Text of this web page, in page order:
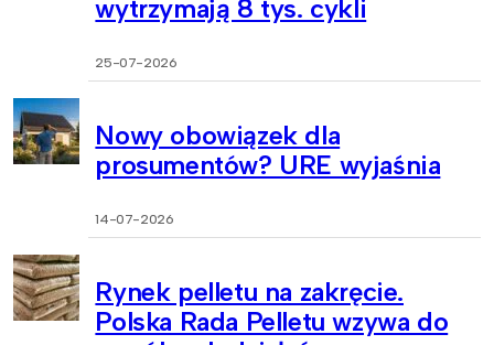
wytrzymają 8 tys. cykli
25-07-2026
Nowy obowiązek dla
prosumentów? URE wyjaśnia
14-07-2026
Rynek pelletu na zakręcie.
Polska Rada Pelletu wzywa do